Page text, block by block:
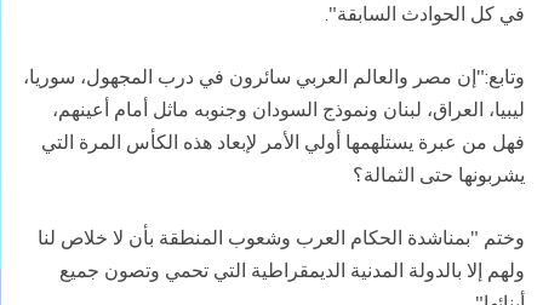
في كل الحوادث السابقة".
وتابع:"إن مصر والعالم العربي سائرون في درب المجهول، سوريا،
ليبيا، العراق، لبنان ونموذج السودان وجنوبه ماثل أمام أعينهم،
فهل من عبرة يستلهمها أولي الأمر لإبعاد هذه الكأس المرة التي
يشربونها حتى الثمالة؟
وختم "بمناشدة الحكام العرب وشعوب المنطقة بأن لا خلاص لنا
ولهم إلا بالدولة المدنية الديمقراطية التي تحمي وتصون جميع